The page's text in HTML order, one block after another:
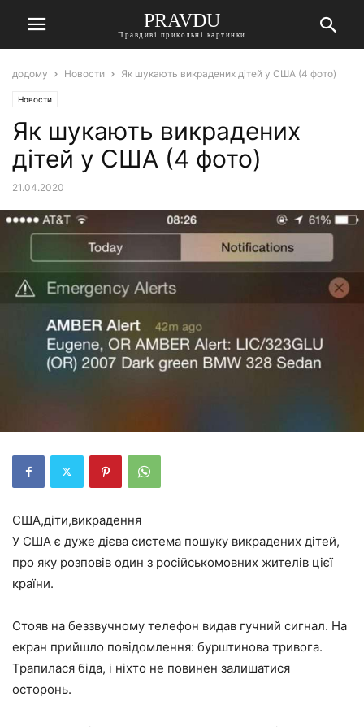
PRAVDU
Правдиві прикольні картинки
додому Новости Як шукають викрадених дітей у США (4 фото)
Новости
Як шукають викрадених
дітей у США (4 фото)
21.04.2020
США,діти,викрадення
У США є дуже дієва система пошуку викрадених дітей,
про яку розповів один з російськомовних жителів цієї
країни.
Стояв на беззвучному телефон видав гучний сигнал. На
екран прийшло повідомлення: бурштинова тривога.
Трапилася біда, і ніхто не повинен залишатися
осторонь.